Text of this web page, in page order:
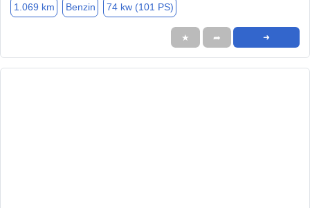
1.069 km Benzin 74 kw (101 PS)
★ ➦ ➜